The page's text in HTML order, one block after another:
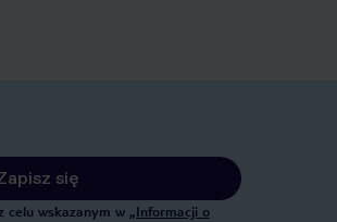
się
celu wskazanym w „Informacji o